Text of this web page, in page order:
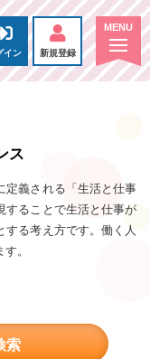
イン 新規登録
ス
定義される「生活と仕事
することで生活と仕事が
する考え方です。働く人
。
索